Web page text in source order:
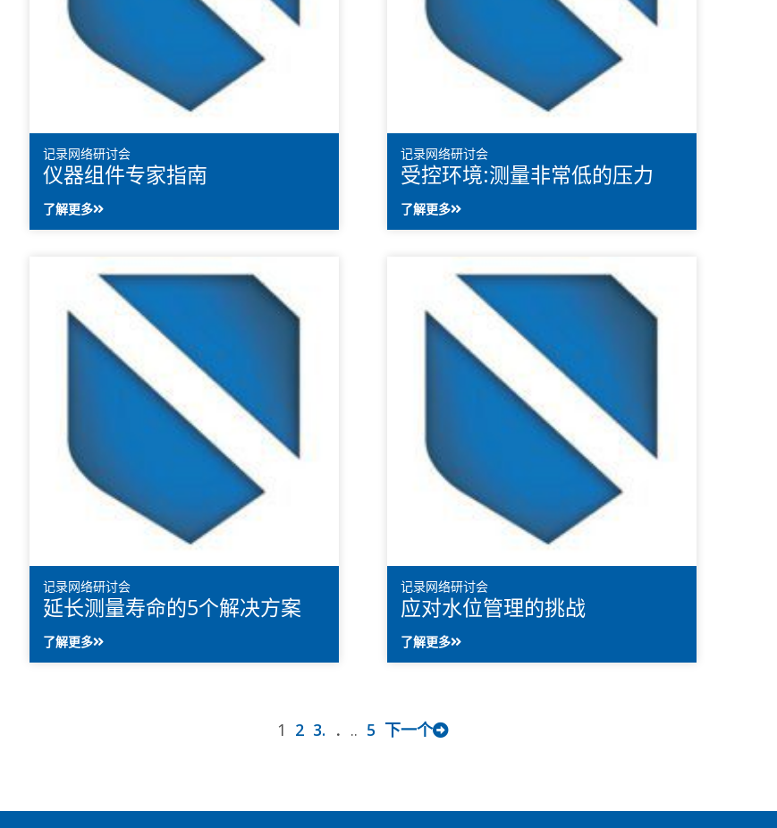
记录网络研讨会
仪器组件专家指南
了解更多
记录网络研讨会
受控环境:测量非常低的压力
了解更多
记录网络研讨会
延长测量寿命的5个解决方案
了解更多
记录网络研讨会
应对水位管理的挑战
了解更多
1 2 3. ．.. 5 下一个